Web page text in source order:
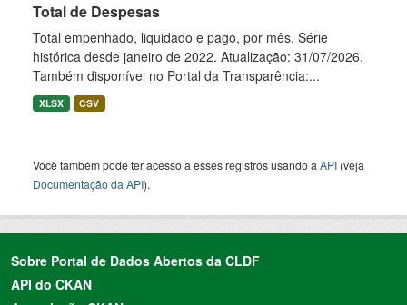
Total de Despesas
Total empenhado, liquidado e pago, por mês. Série
histórica desde janeiro de 2022. Atualização: 31/07/2026.
Também disponível no Portal da Transparência:...
XLSX CSV
Você também pode ter acesso a esses registros usando a API (veja
Documentação da API).
Sobre Portal de Dados Abertos da CLDF
API do CKAN